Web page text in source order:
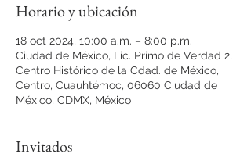
Horario y ubicación
18 oct 2024, 10:00 a.m. – 8:00 p.m.
Ciudad de México, Lic. Primo de Verdad 2,
Centro Histórico de la Cdad. de México,
Centro, Cuauhtémoc, 06060 Ciudad de
México, CDMX, México
Invitados